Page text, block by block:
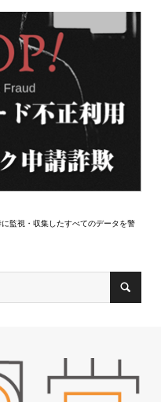
監視・収集したすべてのデータを警